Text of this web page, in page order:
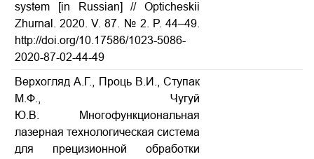
system [in Russian] // Opticheskii
Zhurnal. 2020. V. 87. № 2. P. 44–49.
http://doi.org/10.17586/1023-5086-
2020-87-02-44-49
Верхогляд А.Г., Проць В.И., Ступак
М.Ф., Чугуй
Ю.В. Многофункциональная
лазерная технологическая система
для прецизионной обработки